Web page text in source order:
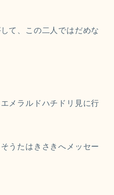
て、この二人ではだめな
メラルドハチドリ見に行
うたはきさきへメッセー